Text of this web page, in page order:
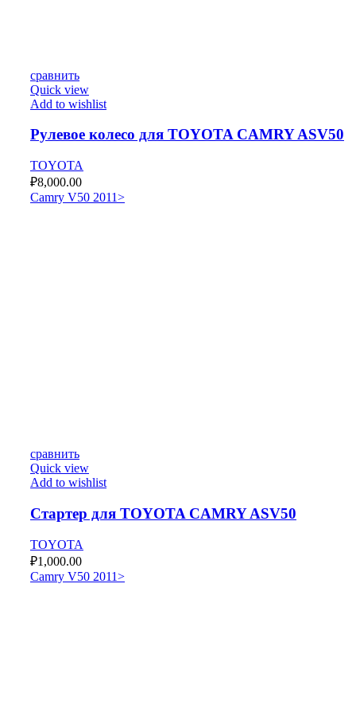
сравнить
Quick view
Add to wishlist
Рулевое колесо для TOYOTA CAMRY ASV50
TOYOTA
₽8,000.00
Camry V50 2011>
сравнить
Quick view
Add to wishlist
Стартер для TOYOTA CAMRY ASV50
TOYOTA
₽1,000.00
Camry V50 2011>